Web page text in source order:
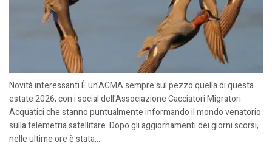
Novità interessanti È un'ACMA sempre sul pezzo quella di questa
estate 2026, con i social dell'Associazione Cacciatori Migratori
Acquatici che stanno puntualmente informando il mondo venatorio
sulla telemetria satellitare. Dopo gli aggiornamenti dei giorni scorsi,
nelle ultime ore è stata...